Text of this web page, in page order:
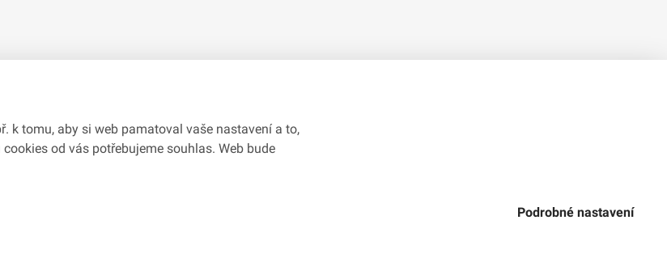
č.
k tomu, aby si web pamatoval vaše nastavení a to,
od vás potřebujeme souhlas. Web bude
Podrobné nastavení